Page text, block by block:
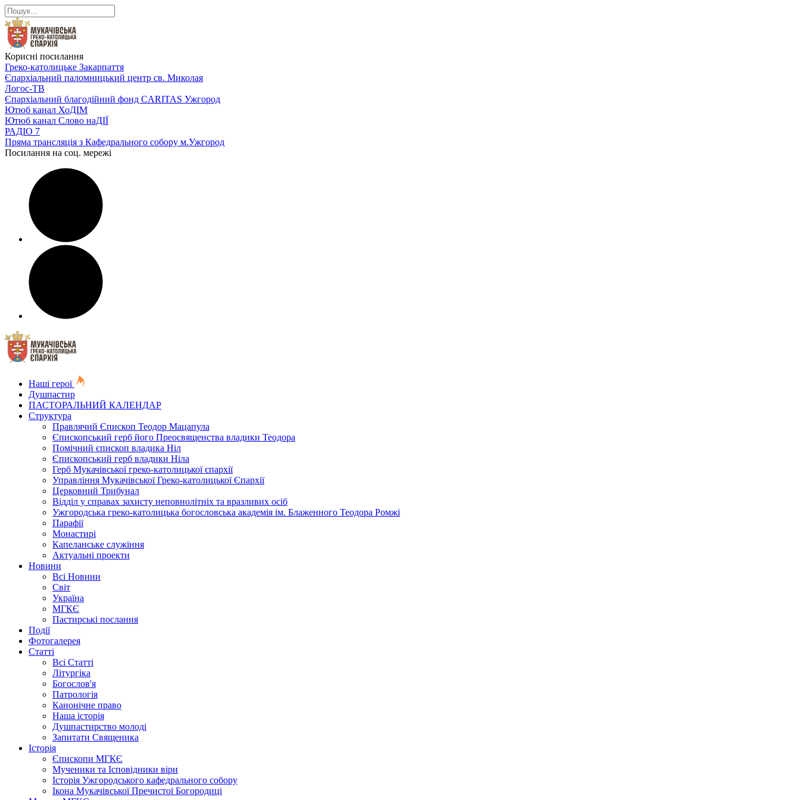
Корисні посилання
Греко-католицьке Закарпаття
Єпархіальний паломницький центр св. Миколая
Логос-ТВ
Єпархіальний благодійний фонд CARITAS Ужгород
Ютюб канал ХоДІМ
Ютюб канал Слово наДІЇ
РАДІО 7
Пряма трансляція з Кафедрального собору м.Ужгород
Посилання на соц. мережі
Наші герої
Душпастир
ПАСТОРАЛЬНИЙ КАЛЕНДАР
Структура
Правлячий Єпископ Теодор Мацапула
Єпископський герб його Преосвященства владики Теодора
Помічний єпископ владика Ніл
Єпископський герб владики Ніла
Герб Мукачівської греко-католицької єпархії
Управління Мукачівської Греко-католицької Єпархії
Церковний Трибунал
Відділ у справах захисту неповнолітніх та вразливих осіб
Ужгородська греко-католицька богословська академія ім. Блаженного Теодора Ромжі
Парафії
Монастирі
Капеланське служіння
Актуальні проекти
Новини
Всі Новини
Світ
Україна
МГКЄ
Пастирські послання
Події
Фотогалерея
Статті
Всі Статті
Літургіка
Богослов'я
Патрологія
Канонічне право
Наша історія
Душпастирство молоді
Запитати Священика
Історія
Єпископи МГКЄ
Мученики та Ісповідники віри
Історія Ужгородського кафедрального собору
Ікона Мукачівської Пречистої Богородиці